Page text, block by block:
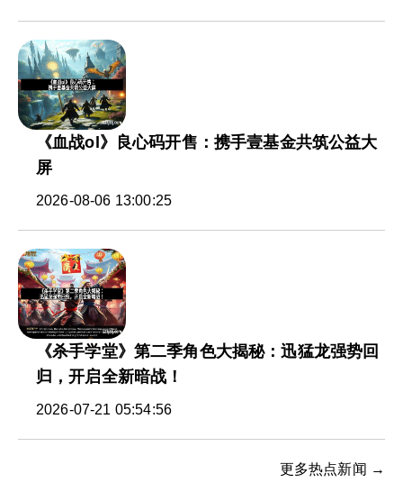
《血战ol》良心码开售：携手壹基金共筑公益大
屏
2026-08-06 13:00:25
《杀手学堂》第二季角色大揭秘：迅猛龙强势回
归，开启全新暗战！
2026-07-21 05:54:56
更多热点新闻 →